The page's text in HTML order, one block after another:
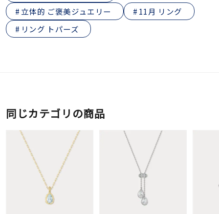
立体的 ご褒美ジュエリー
11月 リング
リング トパーズ
同じカテゴリの商品